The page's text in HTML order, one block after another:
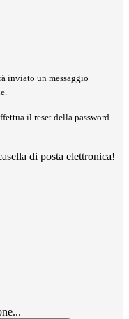
inviato un messaggio
il reset della password
di posta elettronica!